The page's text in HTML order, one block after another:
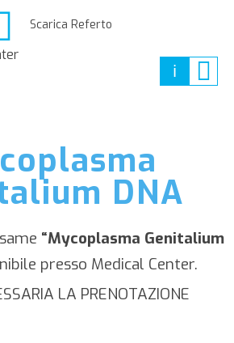
Scarica Referto
DNA
“Mycoplasma Genitalium
presso Medical Center.
LA PRENOTAZIONE